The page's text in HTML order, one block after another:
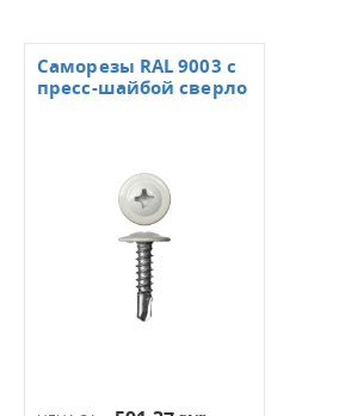
Саморезы RAL 9003 с
пресс-шайбой сверло